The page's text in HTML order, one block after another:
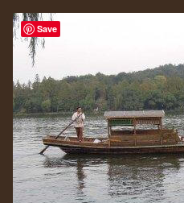
Save